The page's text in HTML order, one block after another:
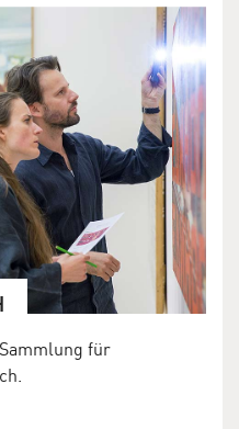
für